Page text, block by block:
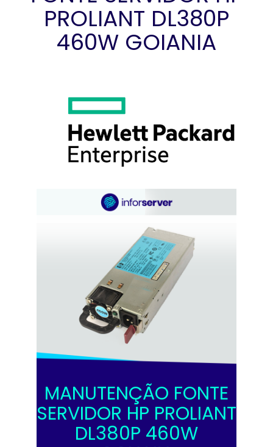
PROLIANT DL380P
460W GOIANIA
MANUTENÇÃO FONTE
SERVIDOR HP PROLIANT
DL380P 460W